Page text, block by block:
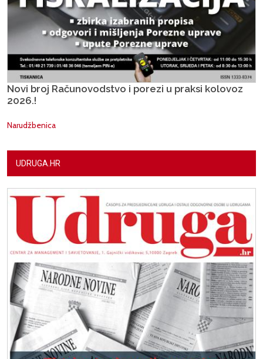
Novi broj Računovodstvo i porezi u praksi kolovoz
2026.!
Narudžbenica
UDRUGA.HR